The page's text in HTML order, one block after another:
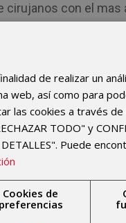
cirujanos con el
acerca de las
con tu compañía de
de atenderte y
de realizar un
web, así como para
las cookies a través de
TODO" y
Puede
Cookies de
preferencias